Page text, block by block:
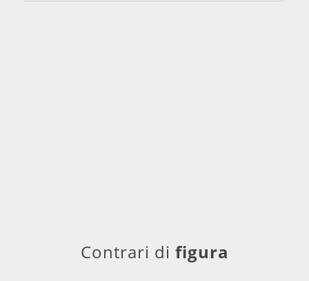
Contrari di figura